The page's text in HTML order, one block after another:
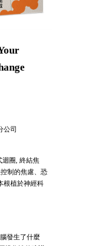
公司
迴圈, 終結焦
制的焦慮、恐
植於神經科
發生了什麼